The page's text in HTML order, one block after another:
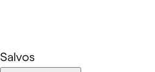
Salvos